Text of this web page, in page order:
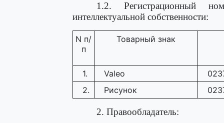
1.2. Регистрационный
интеллектуальной собственности:
N п/
п
Товарный знак
1. Valeo
2.
Рисунок
2. Правообладатель: